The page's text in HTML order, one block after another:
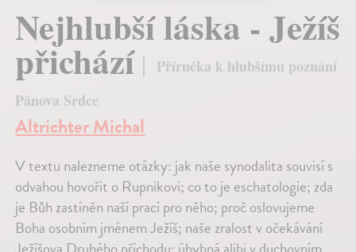
Nejhlubší láska - Ježíš
přichází
Příručka k hlubšímu poznání
Pánova Srdce
Altrichter Michal
V textu nalezneme otázky: jak naše synodalita souvisí s
odvahou hovořit o Rupnikovi; co to je eschatologie; zda
je Bůh zastíněn naší prací pro něho; proč oslovujeme
Boha osobním jménem Ježíš; naše zralost v očekávání